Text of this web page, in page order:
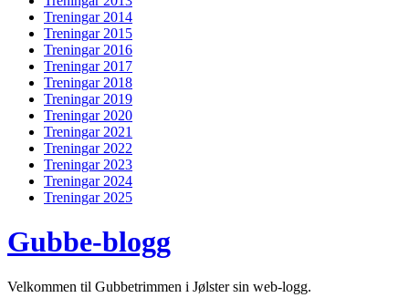
Treningar 2014
Treningar 2015
Treningar 2016
Treningar 2017
Treningar 2018
Treningar 2019
Treningar 2020
Treningar 2021
Treningar 2022
Treningar 2023
Treningar 2024
Treningar 2025
Gubbe-blogg
Velkommen til Gubbetrimmen i Jølster sin web-logg.